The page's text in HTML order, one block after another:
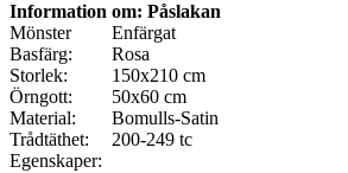
Information om: Påslakan
Mönster
Enfärgat
Basfärg:
Rosa
Storlek:
150x210 cm
Örngott:
50x60 cm
Material:
Bomulls-Satin
Trådtäthet:
200-249 tc
Egenskaper: